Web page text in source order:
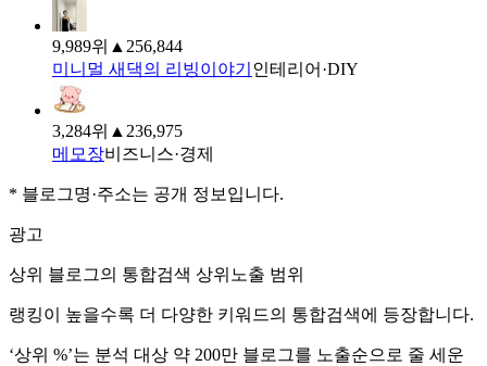
9,989위 ▲ 256,844
미니멀 새댁의 리빙이야기 인테리어·DIY
3,284위 ▲ 236,975
메모장비즈니스·경제
* 블로그명·주소는 공개 정보입니다.
광고
상위 블로그의 통합검색 상위노출 범위
랭킹이 높을수록 더 다양한 키워드의 통합검색에 등장합니다.
‘상위 %’는 분석 대상 약 200만 블로그를 노출순으로 줄 세운